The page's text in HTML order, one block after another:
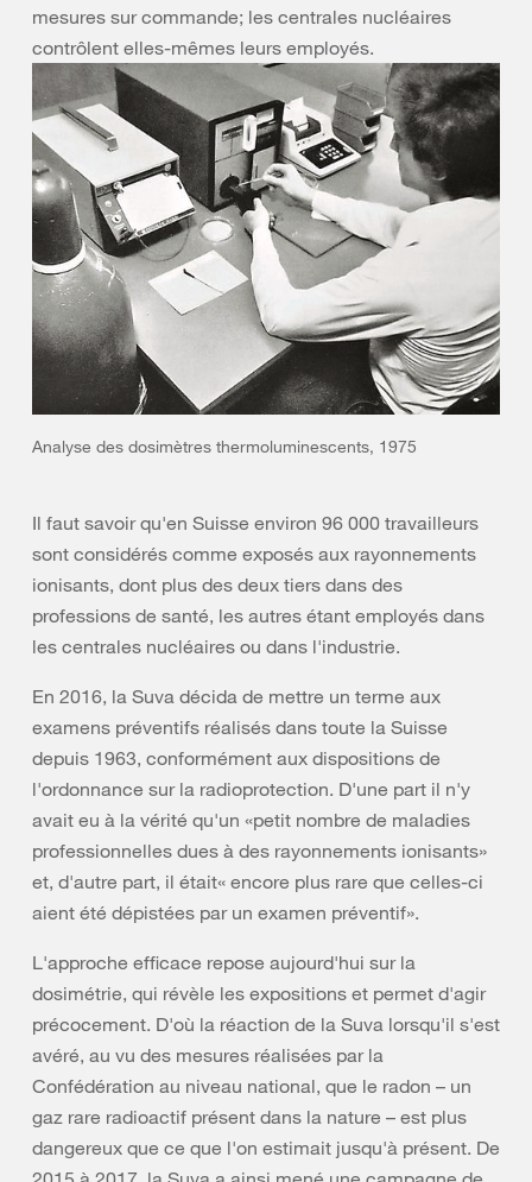
mesures sur commande; les centrales nucléaires
contrôlent elles-mêmes leurs employés.
Analyse des dosimètres thermoluminescents, 1975
Il faut savoir qu'en Suisse environ 96 000 travailleurs
sont considérés comme exposés aux rayonnements
ionisants, dont plus des deux tiers dans des
professions de santé, les autres étant employés dans
les centrales nucléaires ou dans l'industrie.
En 2016, la Suva décida de mettre un terme aux
examens préventifs réalisés dans toute la Suisse
depuis 1963, conformément aux dispositions de
l'ordonnance sur la radioprotection. D'une part il n'y
avait eu à la vérité qu'un «petit nombre de maladies
professionnelles dues à des rayonnements ionisants»
et, d'autre part, il était« encore plus rare que celles-ci
aient été dépistées par un examen préventif».
L'approche efficace repose aujourd'hui sur la
dosimétrie, qui révèle les expositions et permet d'agir
précocement. D'où la réaction de la Suva lorsqu'il s'est
avéré, au vu des mesures réalisées par la
Confédération au niveau national, que le radon – un
gaz rare radioactif présent dans la nature – est plus
dangereux que ce que l'on estimait jusqu'à présent. De